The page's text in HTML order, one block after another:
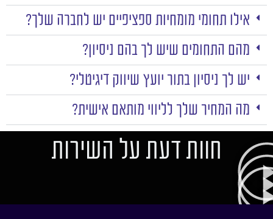
אילו תחומי מומחיות ספציפיים יש לחברה שלך?
מהם התחומים שיש לך בהם ניסיון?
יש לך ניסיון בתור יועץ שיווק דיגיטלי?
מה המחיר שלך לליווי מותאם אישית?
חוות דעת על השירות